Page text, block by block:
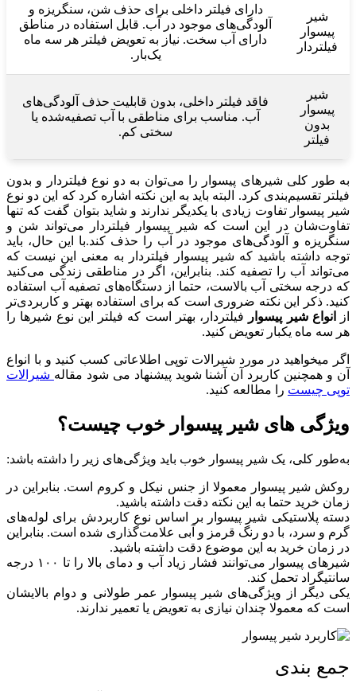
شیر
پیسوار
فیلتردار
دارای فیلتر داخلی برای حذف شن، سنگریزه و
آلودگی‌های موجود در آب. قابل استفاده در مناطق
دارای آب سخت. نیاز به تعویض فیلتر هر سه ماه
یک‌بار.
شیر
پیسوار
بدون
فیلتر
فاقد فیلتر داخلی، بدون قابلیت حذف آلودگی‌های
آب. مناسب برای مناطقی با آب تصفیه‌شده یا
سختی کم.
به طور کلی شیرهای پیسوار را می‌توان به دو نوع فیلتردار و بدون
فیلتر تقسیم‌بندی کرد. البته باید به این نکته اشاره کرد که این دو نوع
شیر پیسوار تفاوت زیادی با یکدیگر ندارند و شاید بتوان گفت که تنها
تفاوت‌شان در این است که شیر پیسوار فیلتردار می‌تواند شن و
سنگریزه و آلودگی‌های موجود در آب را حذف کند.با این حال، باید
توجه داشته باشید که شیر پیسوار فیلتردار به معنی این نیست که
می‌تواند آب را تصفیه کند. بنابراین، اگر در مناطقی زندگی می‌کنید
که درجه سختی آب بالاست، حتما از دستگاه‌های تصفیه آب استفاده
کنید. ذکر این نکته ضروری است که برای استفاده بهتر و کاربردی‌تر
از
انواع شیر پیسوار
فیلتردار، بهتر است که فیلتر این نوع شیرها را
هر سه ماه یکبار تعویض کنید.
اگر میخواهید در مورد شیرالات توپی اطلاعاتی کسب کنید و با انواع
آن و همچنین کاربرد آن آشنا شوید پیشنهاد می شود مقاله شیرالات
توپی چیست را مطالعه کنید.
ويژگی‌ های شیر پیسوار خوب چیست؟
به‌طور کلی، یک شیر پیسوار خوب باید ویژگی‌های زیر را داشته باشد:
روکش شیر پیسوار معمولا از جنس نیکل و کروم است. بنابراین در
زمان خرید حتما به این نکته دقت داشته باشید.
دسته پلاستیکی شیر پیسوار بر اساس نوع کاربردش برای لوله‌های
گرم و سرد، با دو رنگ قرمز و آبی علامت‌گذاری شده است. بنابراین
در زمان خرید به این موضوع دقت داشته باشید.
شیرهای پیسوار می‌توانند فشار زیاد آب و دمای بالا را تا ۱۰۰ درجه
سانتیگراد تحمل کند.
یکی دیگر از ویژگی‌های شیر پیسوار عمر طولانی و دوام بالایشان
است که معمولا چندان نیازی به تعویض یا تعمیر ندارند.
جمع‌ بندی